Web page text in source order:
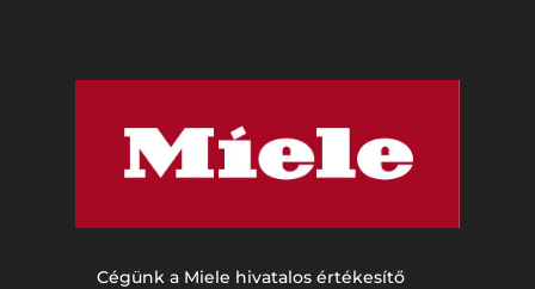
Cégünk a Miele hivatalos értékesítő